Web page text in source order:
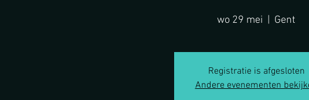
wo 29 mei Gent
Registratie is afgesloten
Andere evenementen